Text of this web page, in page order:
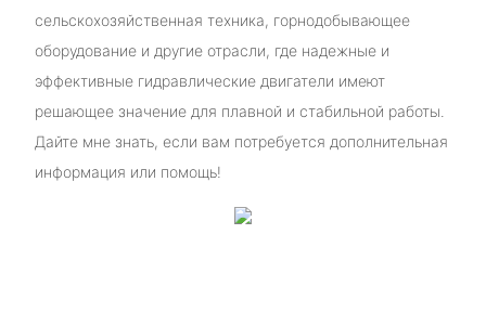
сельскохозяйственная техника, горнодобывающее
оборудование и другие отрасли, где надежные и
эффективные гидравлические двигатели имеют
решающее значение для плавной и стабильной работы.
Дайте мне знать, если вам потребуется дополнительная
информация или помощь!